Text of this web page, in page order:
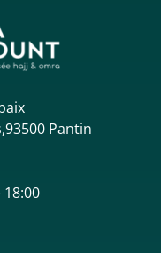
Pantin
18:00